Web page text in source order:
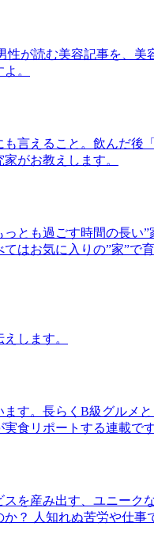
が読む美容記事を、
。
言えること。飲んだ
がお教えします。
とも過ごす時間の長い
お気に入りの”家”で
します。
す。長らくB級グルメ
食リポートする連載です
を産み出す、ユニーク
？ 人知れぬ苦労や仕